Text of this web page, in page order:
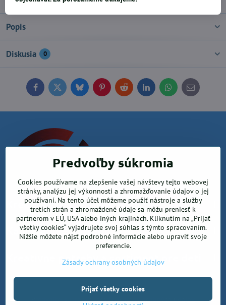
Popis
Diskusia 0
FacebookTwitterBlueskyPinterestReddit LinkedInWhatsApp
E-
mail
Krea office, s.r.o.
Kancelárske potreby
Kreatívne potreby a sortiment pre deti
©2026Copyright
Predvoľby súkromiaZásady ochrany osobných údajov
Predvoľby súkromia
Cookies používame na zlepšenie vašej návštevy tejto webovej
stránky, analýzu jej výkonnosti a zhromažďovanie údajov o jej
používaní. Na tento účel môžeme použiť nástroje a služby
tretích strán a zhromaždené údaje sa môžu preniesť k
partnerom v EÚ, USA alebo iných krajinách. Kliknutím na „Prijať
všetky cookies“ vyjadrujete svoj súhlas s týmto spracovaním.
Nižšie môžete nájsť podrobné informácie alebo upraviť svoje
preferencie.
Zásady ochrany osobných údajov
Prijať všetky cookies